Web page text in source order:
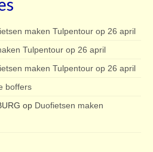
maken Tulpentour op 26 april
Tulpentour op 26 april
maken Tulpentour op 26 april
boffers
op Duofietsen maken